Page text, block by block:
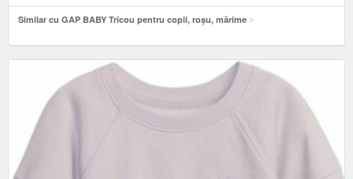
Similar cu GAP BABY Tricou pentru copii, roșu, mărime